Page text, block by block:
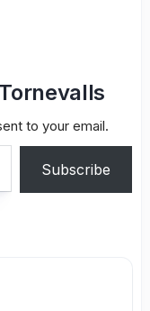
to your email.
Subscribe